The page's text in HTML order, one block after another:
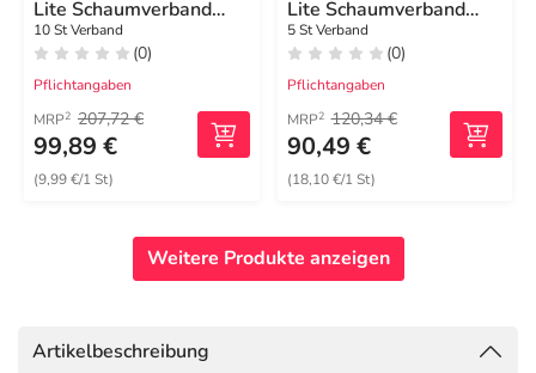
Lite Schaumverband
10x10 cm
10 St Verband
(0)
Pflichtangaben
MRP2 207,72 €
99,89 €
(9,99 €/1 St)
Lite Schaumverband
10x10 cm
5 St Verband
(0)
Pflichtangaben
MRP2 120,34 €
90,49 €
(18,10 €/1 St)
Weitere Produkte anzeigen
Artikelbeschreibung